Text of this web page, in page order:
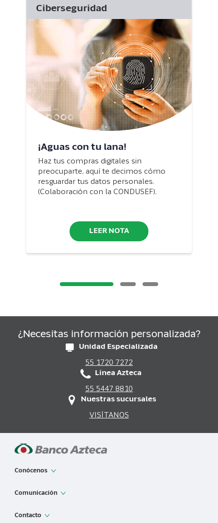
Ciberseguridad
¡Aguas con tu lana!
Haz tus compras digitales sin
preocuparte, aquí te decimos cómo
resguardar tus datos personales.
(Colaboración con la CONDUSEF).
LEER NOTA
¿Necesitas información personalizada?
Unidad Especializada
55 1720 7272
Línea Azteca
55 5447 8810
Nuestras sucursales
VISÍTANOS
Conócenos
App de Banco Azteca
Información financiera
Comunicación
Noticias
Contacto